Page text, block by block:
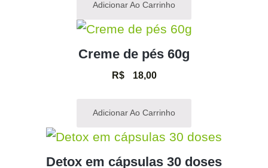
Adicionar Ao Carrinho
Creme de pés 60g
R$18,00
Adicionar Ao Carrinho
Detox em cápsulas 30 doses